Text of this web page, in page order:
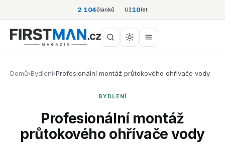
2 104článků Už10let
Domů›Bydlení›Profesionální montáž průtokového ohřívače vody
BYDLENÍ
Profesionální montáž
průtokového ohřívače vody